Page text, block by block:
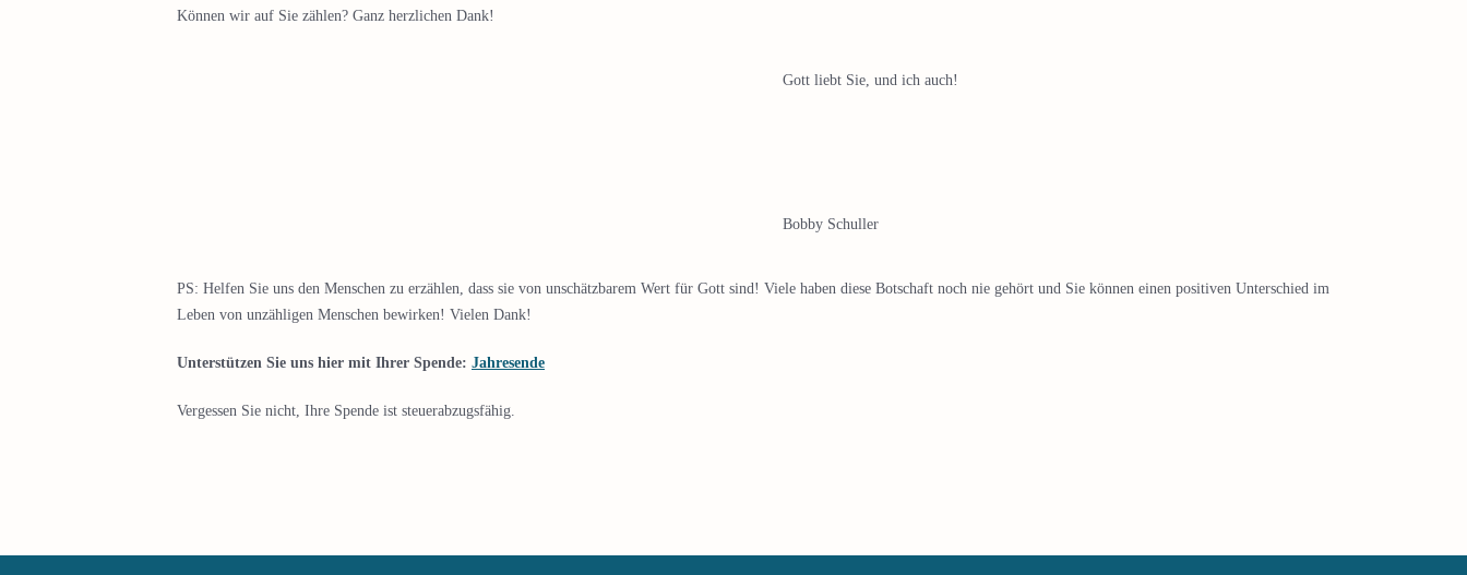
Können wir auf Sie zählen? Ganz herzlichen Dank!
Gott liebt Sie, und ich auch!
Bobby Schuller
PS: Helfen Sie uns den Menschen zu erzählen, dass sie von unschätzbarem Wert für Gott sind! Viele haben diese Botschaft noch nie gehört und Sie können einen positiven Unterschied im
Leben von unzähligen Menschen bewirken! Vielen Dank!
Unterstützen Sie uns hier mit Ihrer Spende: Jahresende
Vergessen Sie nicht, Ihre Spende ist steuerabzugsfähig.